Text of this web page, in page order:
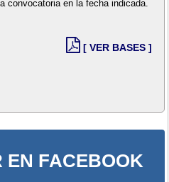
convocatoria en la fecha indicada.
[ VER BASES ]
EN FACEBOOK